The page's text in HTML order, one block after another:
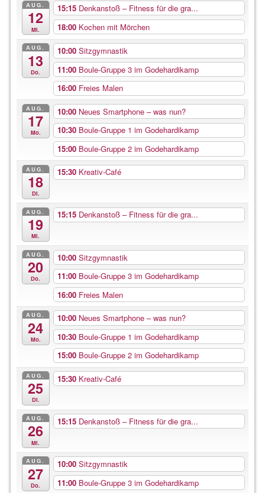
AUG.
12
Mi.
15:15 Denkanstoß – Fitness für die gra...
18:00 Kochen mit Mörchen
AUG.
13
Do.
10:00 Sitzgymnastik
11:00 Boule-Gruppe 3 im Godehardikamp
16:00 Freies Malen
AUG.
17
Mo.
10:00 Neues Smartphone – was nun?
10:30 Boule-Gruppe 1 im Godehardikamp
15:00 Boule-Gruppe 2 im Godehardikamp
AUG.
18
Di.
15:30 Kreativ-Café
AUG.
19
Mi.
15:15 Denkanstoß – Fitness für die gra...
AUG.
20
Do.
10:00 Sitzgymnastik
11:00 Boule-Gruppe 3 im Godehardikamp
16:00 Freies Malen
AUG.
24
Mo.
10:00 Neues Smartphone – was nun?
10:30 Boule-Gruppe 1 im Godehardikamp
15:00 Boule-Gruppe 2 im Godehardikamp
AUG.
25
Di.
15:30 Kreativ-Café
AUG.
26
Mi.
15:15 Denkanstoß – Fitness für die gra...
AUG.
27
Do.
10:00 Sitzgymnastik
11:00 Boule-Gruppe 3 im Godehardikamp